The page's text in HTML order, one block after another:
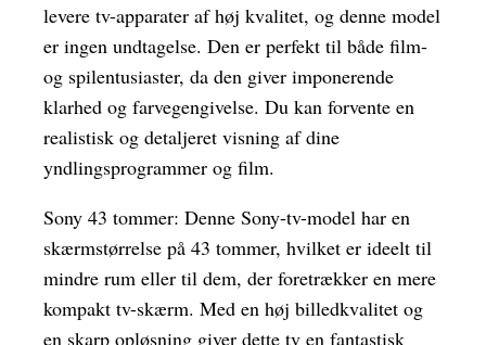
levere tv-apparater af høj kvalitet, og denne model
er ingen undtagelse. Den er perfekt til både film-
og spilentusiaster, da den giver imponerende
klarhed og farvegengivelse. Du kan forvente en
realistisk og detaljeret visning af dine
yndlingsprogrammer og film.
Sony 43 tommer: Denne Sony-tv-model har en
skærmstørrelse på 43 tommer, hvilket er ideelt til
mindre rum eller til dem, der foretrækker en mere
kompakt tv-skærm. Med en høj billedkvalitet og
en skarp opløsning giver dette tv en fantastisk